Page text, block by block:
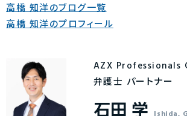
高橋 知洋のブログ一覧
高橋 知洋のプロフィール
AZX Professionals
弁護士 パートナー